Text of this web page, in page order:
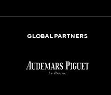
GLOBAL PARTNERS